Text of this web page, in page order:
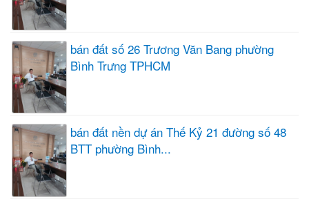
bán đất số 26 Trương Văn Bang phường
Bình Trưng TPHCM
bán đất nền dự án Thế Kỷ 21 đường số 48
BTT phường Bình...